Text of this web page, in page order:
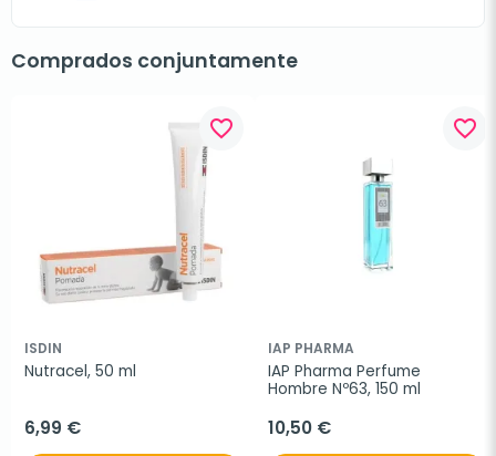
Comprados conjuntamente
favorite_border
ISDIN
Nutracel, 50 ml
6,99 €
favorite_border
IAP PHARMA
IAP Pharma Perfume
Hombre Nº63, 150 ml
10,50 €